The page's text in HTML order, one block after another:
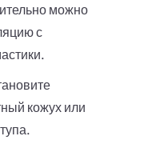
можно
с
кожух или